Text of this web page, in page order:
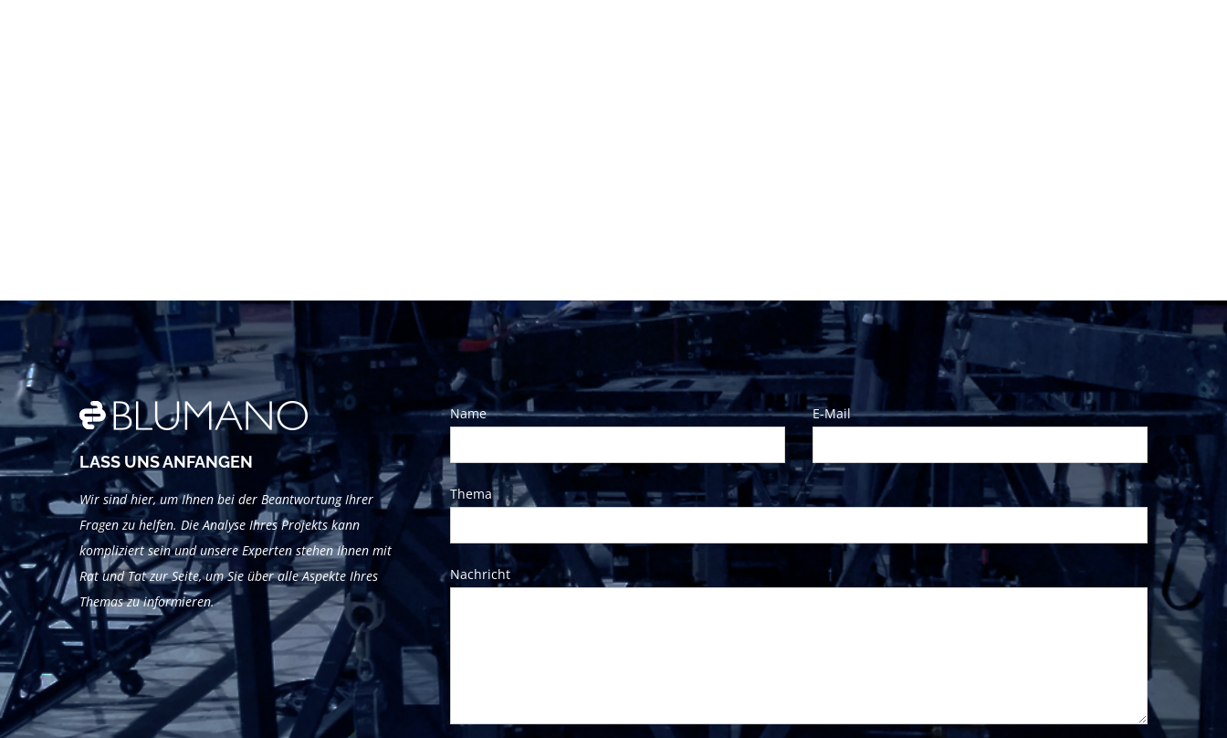
LASS UNS ANFANGEN
Wir sind hier, um Ihnen bei der Beantwortung Ihrer
Fragen zu helfen. Die Analyse Ihres Projekts kann
kompliziert sein und unsere Experten stehen Ihnen mit
Rat und Tat zur Seite, um Sie über alle Aspekte Ihres
Themas zu informieren.
Name E-Mail
Thema
Nachricht